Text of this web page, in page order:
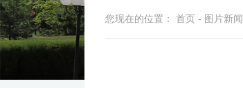
您现在的位置： 首页 - 图片新闻